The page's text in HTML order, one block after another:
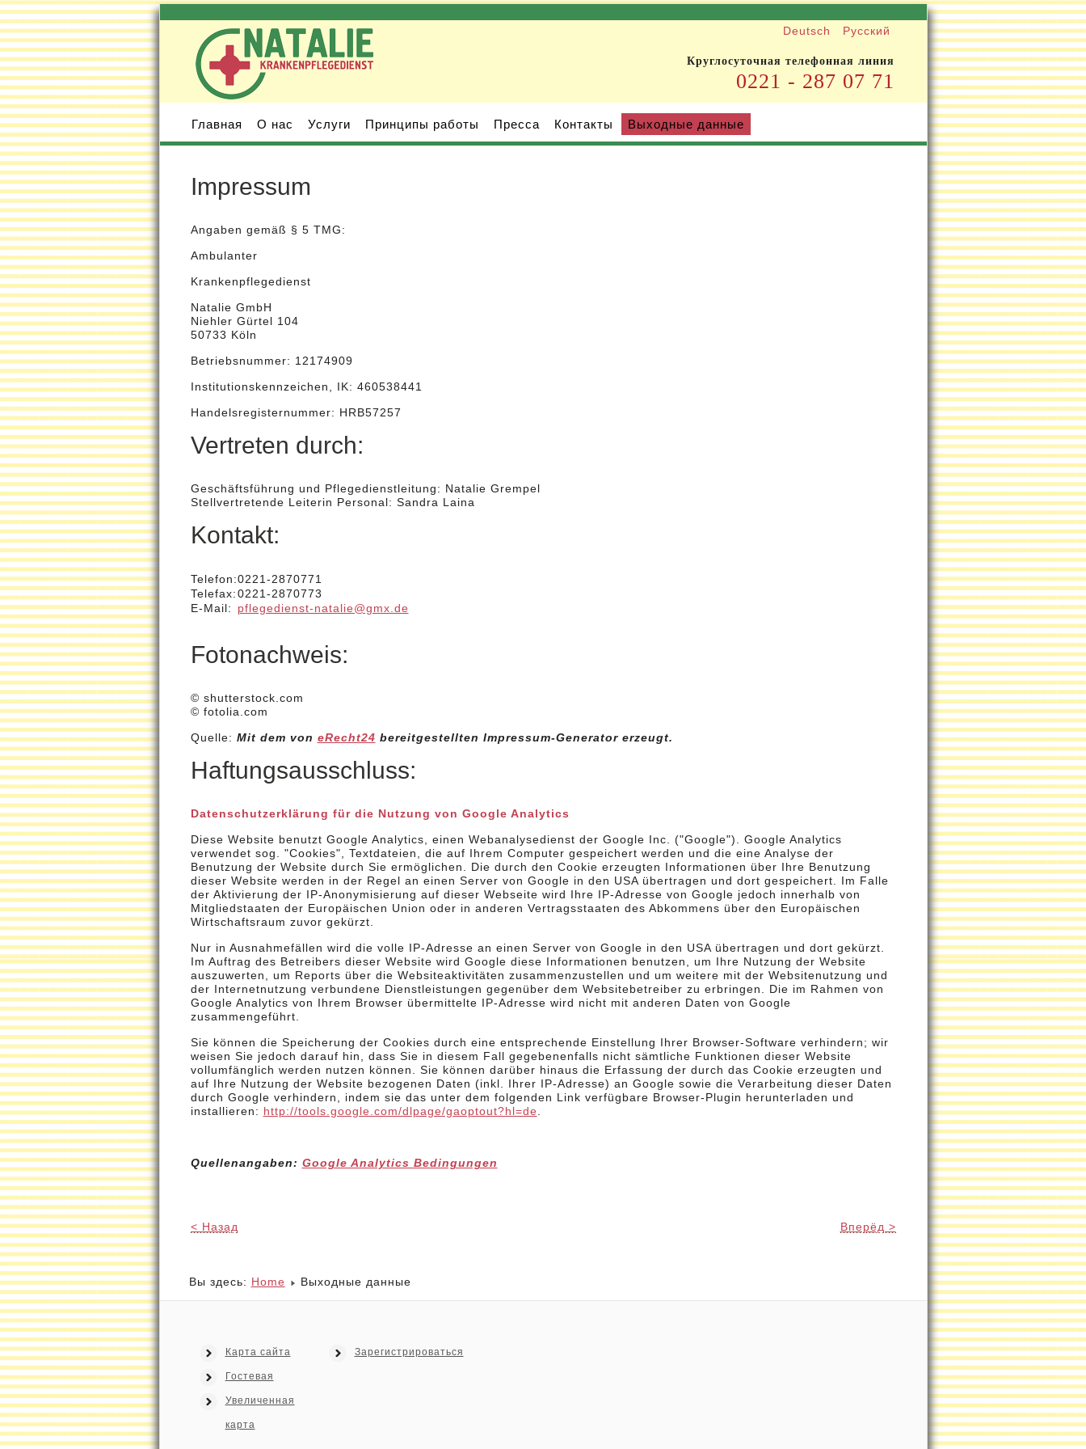
Deutsch Русский
Круглосуточная телефонная линия
0221 - 287 07 71
Главная О нас Услуги Принципы работы Пресса Контакты Выходные данные
Impressum
Angaben gemäß § 5 TMG:
Ambulanter
Krankenpflegedienst
Natalie GmbH
Niehler Gürtel 104
50733 Köln
Betriebsnummer: 12174909
Institutionskennzeichen
IK: 460538441
Handelsregisternummer: HRB57257
Vertreten durch:
Geschäftsführung und Pflegedienstleitung: Natalie Grempel
Stellvertretende Leiterin Personal: Sandra Laina
Kontakt:
Telefon:0221-2870771
Telefax:0221-2870773
E-Mail:
pflegedienst-natalie@gmx.de
Fotonachweis:
© shutterstock.com
© fotolia.com
Quelle: Mit dem von eRecht24 bereitgestellten Impressum-Generator erzeugt.
Haftungsausschluss:
Datenschutzerklärung für die Nutzung von Google Analytics
Diese Website benutzt Google Analytics, einen Webanalysedienst der Google Inc. ("Google"). Google Analytics
verwendet sog. "Cookies", Textdateien, die auf Ihrem Computer gespeichert werden und die eine Analyse der
Benutzung der Website durch Sie ermöglichen. Die durch den Cookie erzeugten Informationen über Ihre Benutzung
dieser Website werden in der Regel an einen Server von Google in den USA übertragen und dort gespeichert. Im Falle
der Aktivierung der IP-Anonymisierung auf dieser Webseite wird Ihre IP-Adresse von Google jedoch innerhalb von
Mitgliedstaaten der Europäischen Union oder in anderen Vertragsstaaten des Abkommens über den Europäischen
Wirtschaftsraum zuvor gekürzt.
Nur in Ausnahmefällen wird die volle IP-Adresse an einen Server von Google in den USA übertragen und dort gekürzt.
Im Auftrag des Betreibers dieser Website wird Google diese Informationen benutzen, um Ihre Nutzung der Website
auszuwerten, um Reports über die Websiteaktivitäten zusammenzustellen und um weitere mit der Websitenutzung und
der Internetnutzung verbundene Dienstleistungen gegenüber dem Websitebetreiber zu erbringen. Die im Rahmen von
Google Analytics von Ihrem Browser übermittelte IP-Adresse wird nicht mit anderen Daten von Google
zusammengeführt.
Sie können die Speicherung der Cookies durch eine entsprechende Einstellung Ihrer Browser-Software verhindern; wir
weisen Sie jedoch darauf hin, dass Sie in diesem Fall gegebenenfalls nicht sämtliche Funktionen dieser Website
vollumfänglich werden nutzen können. Sie können darüber hinaus die Erfassung der durch das Cookie erzeugten und
auf Ihre Nutzung der Website bezogenen Daten (inkl. Ihrer IP-Adresse) an Google sowie die Verarbeitung dieser Daten
durch Google verhindern, indem sie das unter dem folgenden Link verfügbare Browser-Plugin herunterladen und
installieren: http://tools.google.com/dlpage/gaoptout?hl=de
Quellenangaben: Google Analytics Bedingungen
< Назад Вперёд >
Вы здесь: Home Выходные данные
Карта сайта
Гостевая
Увеличенная
карта
Зарегистрироваться